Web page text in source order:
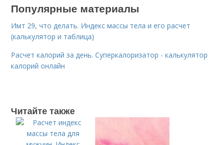
Популярные материалы
Имт 29, что делать. Индекс массы тела и его расчет
(калькулятор и таблица)
Расчет калорий за день. Суперкалоризатор - калькулятор
калорий онлайн
Читайте также